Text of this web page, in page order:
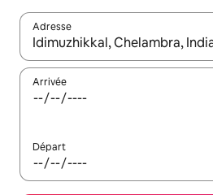
Adresse
Lorsque les résultats s'affichent,
Arrivée
Départ